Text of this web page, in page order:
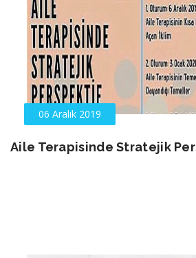
06 Aralık 2019
Aile Terapisinde Stratejik